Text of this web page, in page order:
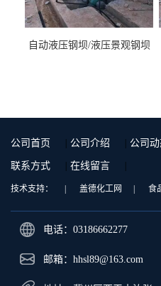
自动液压钢坝/液压景观钢坝
公司首页 | 公司介绍 | 公司
联系方式 | 在线留言 |
技术支持： | 盖德化工网 | 食
电话：03186662277
邮箱：hhsl89@163.com